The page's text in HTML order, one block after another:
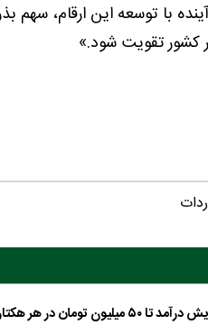
با توسعه این ارقام، سهم
کشور تقویت شود.»